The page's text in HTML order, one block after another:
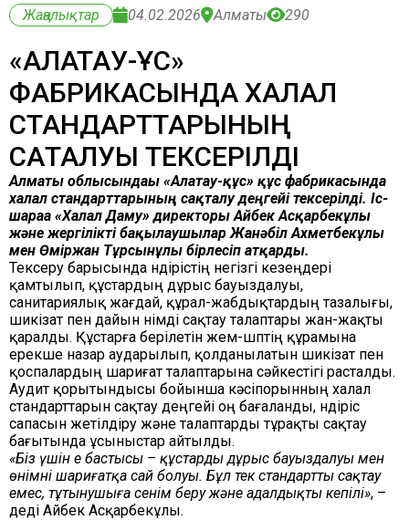
Жаңалықтар 04.02.2026 Алматы 290
«АЛАТАУ-ҚҰС»
ФАБРИКАСЫНДА ХАЛАЛ
СТАНДАРТТАРЫНЫҢ
САҚТАЛУЫ ТЕКСЕРІЛДІ
Алматы облысындағы «Алатау-құс» құс фабрикасында
халал стандарттарының сақталу деңгейі тексерілді. Іс-
шараға «Халал Даму» директоры Айбек Асқарбекұлы
жәнежергілікті бақылаушылар Жанәбіл Ахметбекұлы
мен Өміржан Тұрсынұлы бірлесіп атқарды.
Тексеру барысында өндірістің негізгі кезеңдері
қамтылып, құстардың дұрыс бауыздалуы,
санитариялық жағдай, құрал-жабдықтардың тазалығы,
шикізат пен дайын өнімді сақтау талаптары жан-жақты
қаралды. Құстарға берілетін жем-шөптің құрамына
ерекше назар аударылып, қолданылатын шикізат пен
қоспалардың шариғат талаптарына сәйкестігі расталды.
Аудит қорытындысы бойынша кәсіпорынның халал
стандарттарын сақтау деңгейі оң бағаланды, өндіріс
сапасын жетілдіру және талаптарды тұрақты сақтау
бағытында ұсыныстар айтылды.
«Біз үшін ең бастысы – құстардың дұрыс бауыздалуы мен
өнімнің шариғатқа сай болуы. Бұл тек стандартты сақтау
емес, тұтынушыға сенім беру және адалдықтың кепілі», –
деді Айбек Асқарбекұлы.